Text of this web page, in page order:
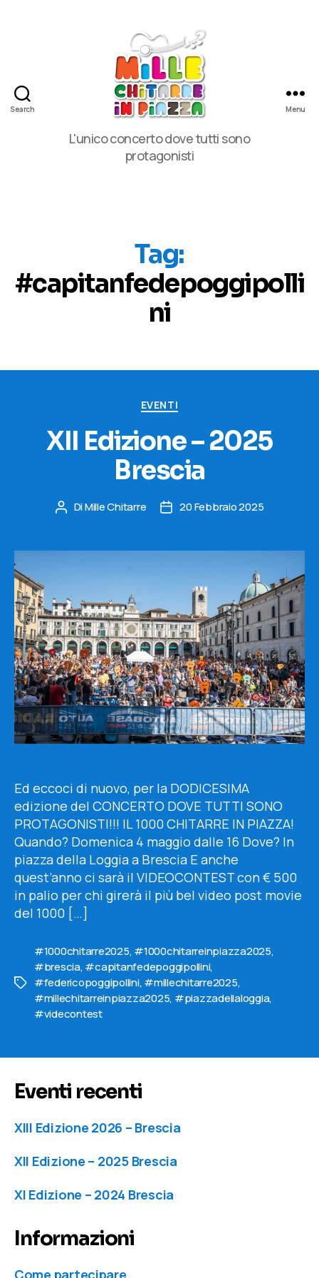
Search
in
Piazza
L'unico concerto dove tutti sono
protagonisti
Menu
Tag:
#capitanfedepoggipolli
ni
Categorie
EVENTI
XII Edizione – 2025
Brescia
Autore
DiMille Chitarre
Data20 Febbraio 2025
Ed eccoci di nuovo, per la DODICESIMA
edizione del CONCERTO DOVE TUTTI SONO
PROTAGONISTI!!! IL 1000 CHITARRE IN PIAZZA!
Quando? Domenica 4 maggio dalle 16 Dove? In
piazza della Loggia a Brescia E anche
quest’anno ci sarà il VIDEOCONTEST con € 500
in palio per chi girerà il più bel video post movie
del 1000 […]
Tag
#1000chitarre2025,#1000chitarreinpiazza2025,
#brescia,#capitanfedepoggipollini,
#federicopoggipollini,#millechitarre2025,
#millechitarreinpiazza2025, #piazzadellaloggia,
#videcontest
Eventi recenti
XIII Edizione 2026 – Brescia
XII Edizione – 2025 Brescia
XI Edizione – 2024 Brescia
Informazioni